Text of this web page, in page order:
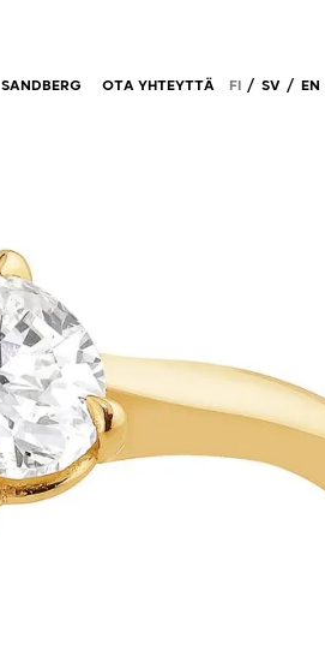
SANDBERG OTA YHTEYTTÄ FI / SV / EN